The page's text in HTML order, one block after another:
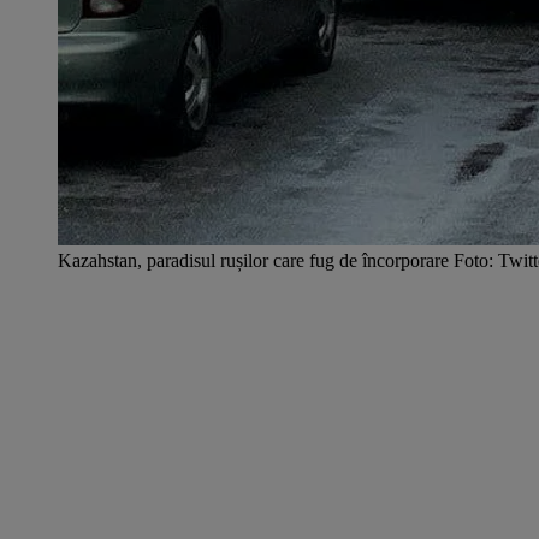
Kazahstan, paradisul rușilor care fug de încorporare Foto: